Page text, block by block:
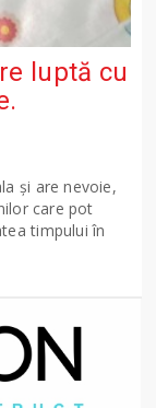
luptă cu
și are nevoie,
care pot
timpului în